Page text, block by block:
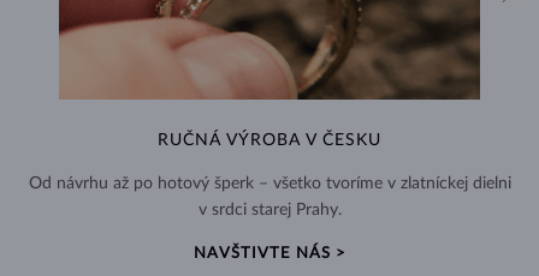
RUČNÁ VÝROBA V ČESKU
Od návrhu až po hotový šperk – všetko tvoríme v zlatníckej dielni
v srdci starej Prahy.
NAVŠTIVTE NÁS >